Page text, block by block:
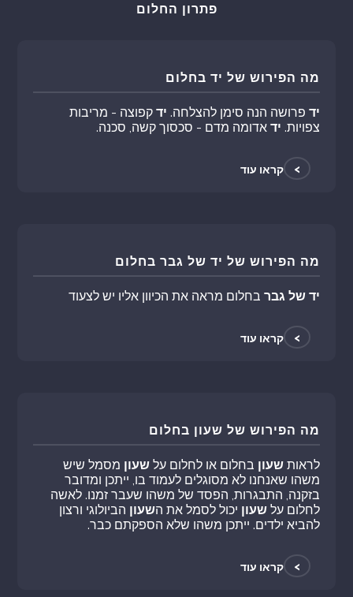
פתרון החלום
מה הפירוש של יד בחלום
יד פרושה הנה סימן להצלחה. יד קפוצה - מריבות
צפויות. יד אדומה מדם - סכסוך קשה, סכנה.
> קראו עוד
מה הפירוש של יד של גבר בחלום
יד של גבר בחלום מראה את הכיוון אליו יש לצעוד
> קראו עוד
מה הפירוש של שעון בחלום
לראותשעון בחלום או לחלום עלשעון מסמל שיש
משהו שאנחנו לא מסוגלים לעמוד בו, ייתכן ומדובר
בזקנה, התבגרות, הפסד של משהו שעבר זמנו. לאשה
לחלום עלשעון יכול לסמל את השעון הביולוגי ורצון
להביא ילדים. ייתכן משהו שלא הספקתם כבר.
> קראו עוד